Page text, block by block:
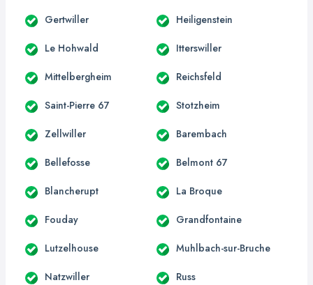
Gertwiller Heiligenstein
Le Hohwald Itterswiller
Mittelbergheim Reichsfeld
Saint-Pierre 67 Stotzheim
Zellwiller Barembach
Bellefosse Belmont 67
Blancherupt La Broque
Fouday Grandfontaine
Lutzelhouse Muhlbach-sur-Bruche
Natzwiller Russ